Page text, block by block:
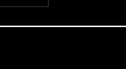
ingatlanpiac - csökkent az